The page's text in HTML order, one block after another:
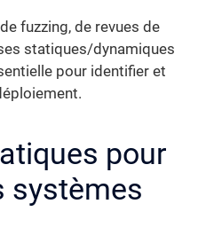
fuzzing, de revues de
statiques/dynamiques
pour identifier et
pour
systèmes